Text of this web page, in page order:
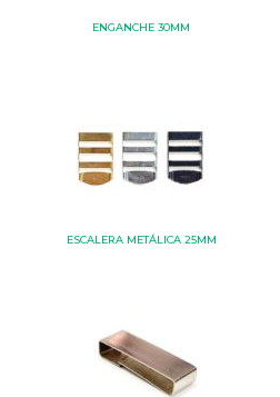
ENGANCHE 30MM
ESCALERA METÁLICA 25MM